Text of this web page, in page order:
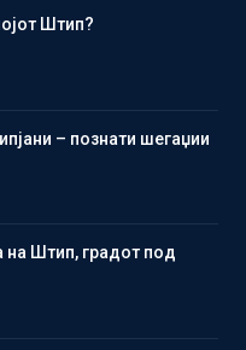
Штип?
– познати шегаџии
на Штип, градот под